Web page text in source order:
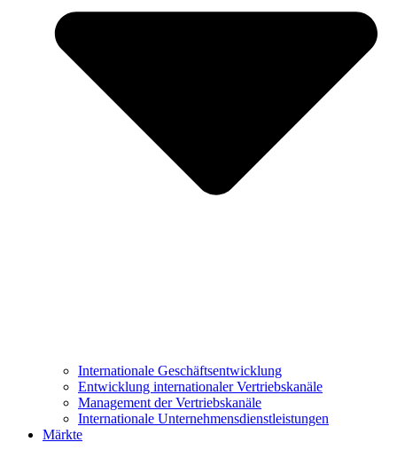
Internationale Geschäftsentwicklung
Entwicklung internationaler Vertriebskanäle
Management der Vertriebskanäle
Internationale Unternehmensdienstleistungen
Märkte